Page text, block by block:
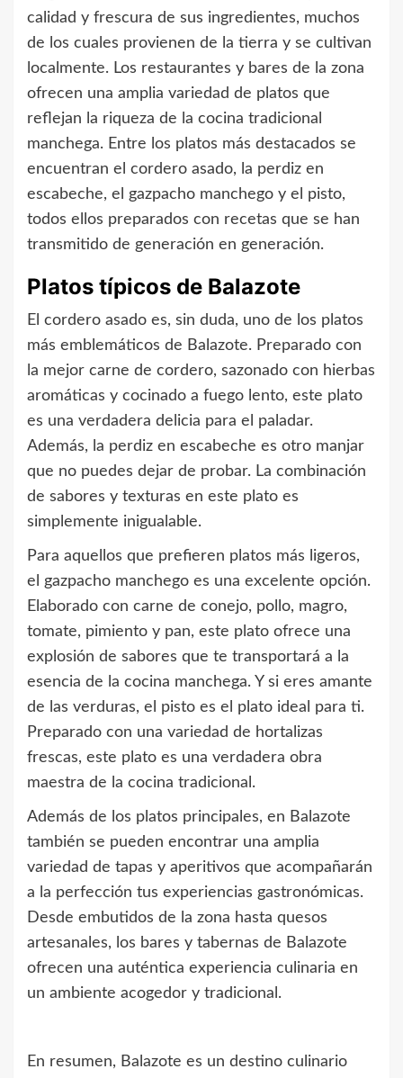
calidad y frescura de sus ingredientes, muchos
de los cuales provienen de la tierra y se cultivan
localmente. Los restaurantes y bares de la zona
ofrecen una amplia variedad de platos que
reflejan la riqueza de la cocina tradicional
manchega. Entre los platos más destacados se
encuentran el cordero asado, la perdiz en
escabeche, el gazpacho manchego y el pisto,
todos ellos preparados con recetas que se han
transmitido de generación en generación.
Platos típicos de Balazote
El cordero asado es, sin duda, uno de los platos
más emblemáticos de Balazote. Preparado con
la mejor carne de cordero, sazonado con hierbas
aromáticas y cocinado a fuego lento, este plato
es una verdadera delicia para el paladar.
Además, la perdiz en escabeche es otro manjar
que no puedes dejar de probar. La combinación
de sabores y texturas en este plato es
simplemente inigualable.
Para aquellos que prefieren platos más ligeros,
el gazpacho manchego es una excelente opción.
Elaborado con carne de conejo, pollo, magro,
tomate, pimiento y pan, este plato ofrece una
explosión de sabores que te transportará a la
esencia de la cocina manchega. Y si eres amante
de las verduras, el pisto es el plato ideal para ti.
Preparado con una variedad de hortalizas
frescas, este plato es una verdadera obra
maestra de la cocina tradicional.
Además de los platos principales, en Balazote
también se pueden encontrar una amplia
variedad de tapas y aperitivos que acompañarán
a la perfección tus experiencias gastronómicas.
Desde embutidos de la zona hasta quesos
artesanales, los bares y tabernas de Balazote
ofrecen una auténtica experiencia culinaria en
un ambiente acogedor y tradicional.
En resumen, Balazote es un destino culinario